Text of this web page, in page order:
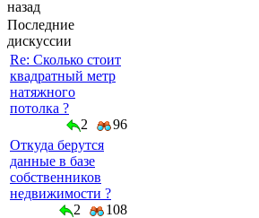
назад
Последние
дискуссии
Re: Сколько стоит
квадратный метр
натяжного
потолка ?
2
96
Откуда берутся
данные в базе
собственников
недвижимости ?
2
108